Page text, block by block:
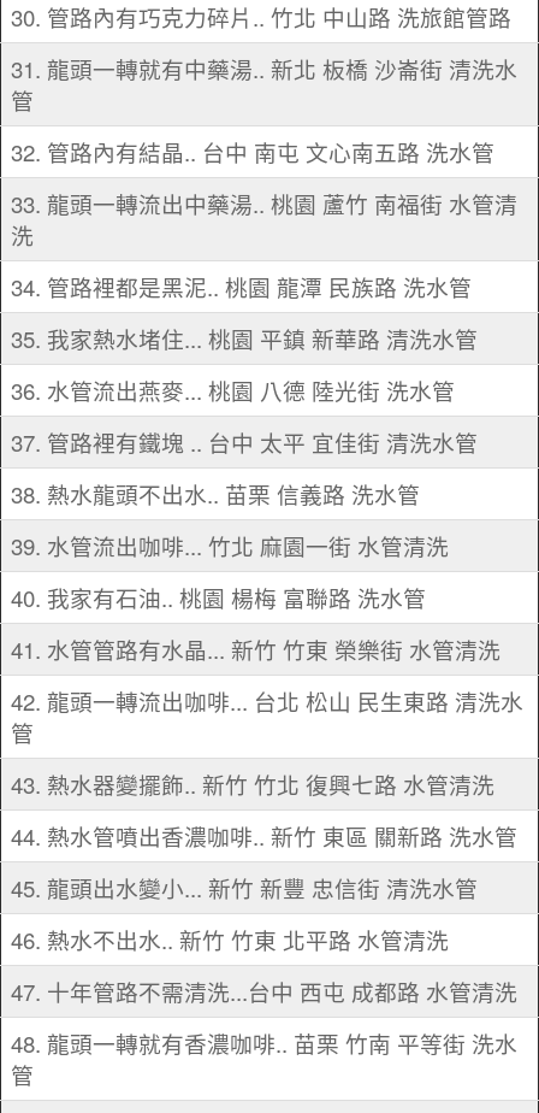
30. 管路內有巧克力碎片.. 竹北 中山路 洗旅館管路
31. 龍頭一轉就有中藥湯.. 新北 板橋 沙崙街 清洗水
管
32. 管路內有結晶.. 台中 南屯 文心南五路 洗水管
33. 龍頭一轉流出中藥湯.. 桃園 蘆竹 南福街 水管清
洗
34. 管路裡都是黑泥.. 桃園 龍潭 民族路 洗水管
35. 我家熱水堵住... 桃園 平鎮 新華路 清洗水管
36. 水管流出燕麥... 桃園 八德 陸光街 洗水管
37. 管路裡有鐵塊 .. 台中 太平 宜佳街 清洗水管
38. 熱水龍頭不出水.. 苗栗 信義路 洗水管
39. 水管流出咖啡... 竹北 麻園一街 水管清洗
40. 我家有石油.. 桃園 楊梅 富聯路 洗水管
41. 水管管路有水晶... 新竹 竹東 榮樂街 水管清洗
42. 龍頭一轉流出咖啡... 台北 松山 民生東路 清洗水
管
43. 熱水器變擺飾.. 新竹 竹北 復興七路 水管清洗
44. 熱水管噴出香濃咖啡.. 新竹 東區 關新路 洗水管
45. 龍頭出水變小... 新竹 新豐 忠信街 清洗水管
46. 熱水不出水.. 新竹 竹東 北平路 水管清洗
47. 十年管路不需清洗...台中 西屯 成都路 水管清洗
48. 龍頭一轉就有香濃咖啡.. 苗栗 竹南 平等街 洗水
管